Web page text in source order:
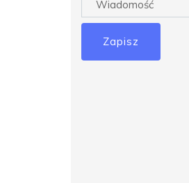
Zapisz